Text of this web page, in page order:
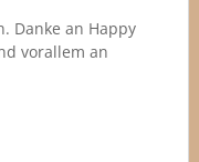
Danke an Happy
vorallem an